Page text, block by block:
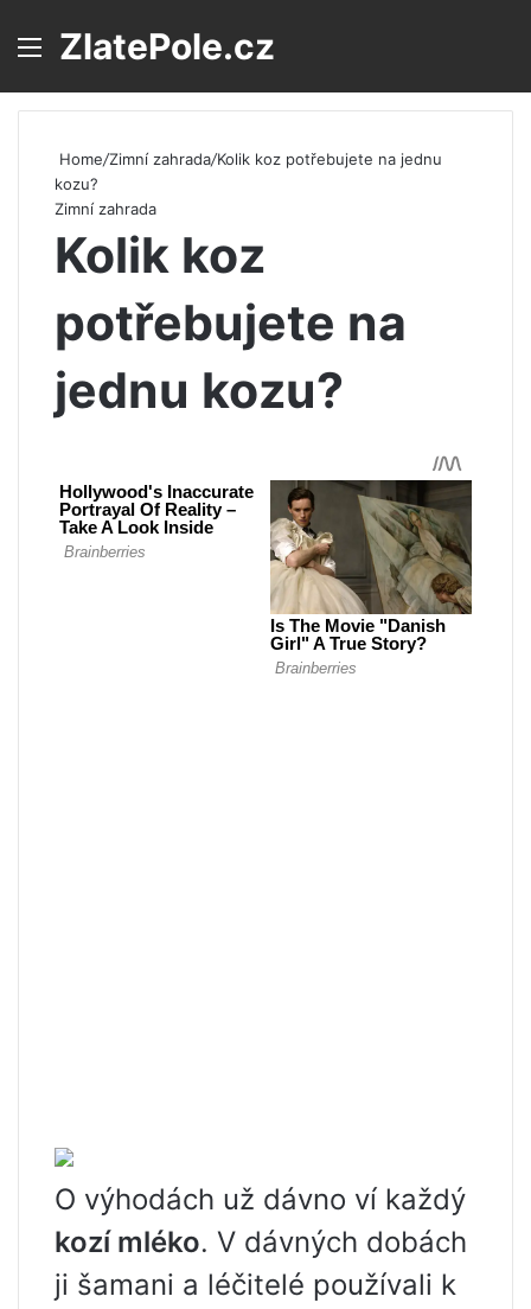
Menu
ZlatePole.cz
Home/Zimní zahrada/Kolik koz potřebujete na jednu
kozu?
Zimní zahrada
Kolik koz
potřebujete na
jednu kozu?
O výhodách už dávno ví každý
kozí mléko. V dávných dobách
ji šamani a léčitelé používali k